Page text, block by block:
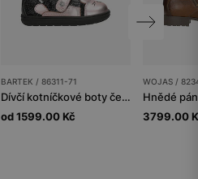
BARTEK / 86311-71
Dívčí kotníčkové boty černé se stříbrno-růžovými prvky BARTEK 86311-71
od 1599.00 Kč
WOJAS /
3799.00